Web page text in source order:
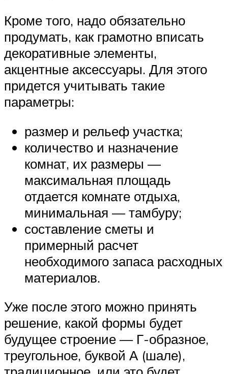
Кроме того, надо обязательно
продумать, как грамотно вписать
декоративные элементы,
акцентные аксессуары. Для этого
придется учитывать такие
параметры:
размер и рельеф участка;
количество и назначение
комнат, их размеры —
максимальная площадь
отдается комнате отдыха,
минимальная — тамбуру;
составление сметы и
примерный расчет
необходимого запаса расходных
материалов.
Уже после этого можно принять
решение, какой формы будет
будущее строение — Г-образное,
треугольное, буквой А (шале),